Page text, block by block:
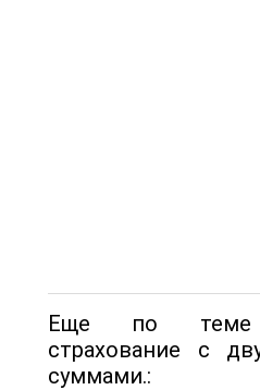
Еще по теме
страхование с
суммами.: